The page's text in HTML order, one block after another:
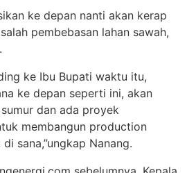
ke depan nanti akan kerap
pembebasan lahan sawah,
ke Ibu Bupati waktu itu,
ke depan seperti ini, akan
dan ada proyek
membangun production
sana,”ungkap Nanang.